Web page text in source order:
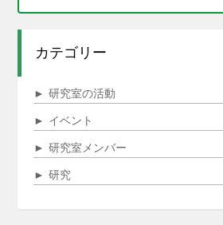
カテゴリー
► 研究室の活動
► イベント
► 研究室メンバー
► 研究